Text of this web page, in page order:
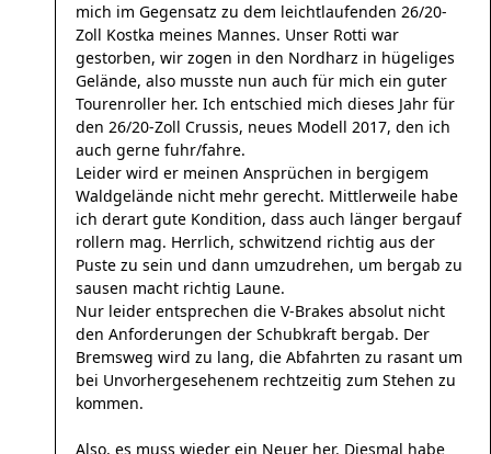
mich im Gegensatz zu dem leichtlaufenden 26/20-
Zoll Kostka meines Mannes. Unser Rotti war
gestorben, wir zogen in den Nordharz in hügeliges
Gelände, also musste nun auch für mich ein guter
Tourenroller her. Ich entschied mich dieses Jahr für
den 26/20-Zoll Crussis, neues Modell 2017, den ich
auch gerne fuhr/fahre.
Leider wird er meinen Ansprüchen in bergigem
Waldgelände nicht mehr gerecht. Mittlerweile habe
ich derart gute Kondition, dass auch länger bergauf
rollern mag. Herrlich, schwitzend richtig aus der
Puste zu sein und dann umzudrehen, um bergab zu
sausen macht richtig Laune.
Nur leider entsprechen die V-Brakes absolut nicht
den Anforderungen der Schubkraft bergab. Der
Bremsweg wird zu lang, die Abfahrten zu rasant um
bei Unvorhergesehenem rechtzeitig zum Stehen zu
kommen.
Also, es muss wieder ein Neuer her. Diesmal habe